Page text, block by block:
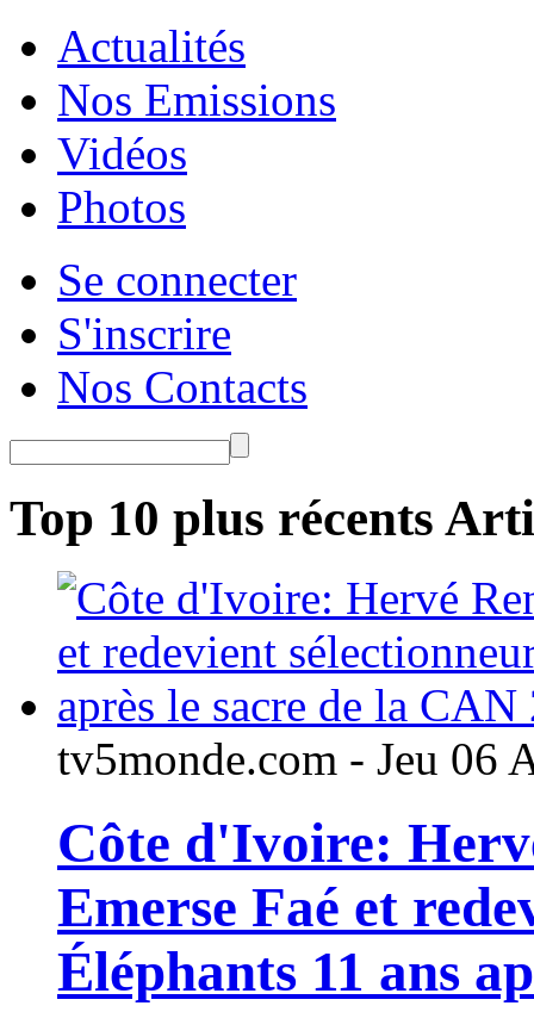
Actualités
Nos Emissions
Vidéos
Photos
Se connecter
S'inscrire
Nos Contacts
Top 10 plus récents
tv5monde.com - Jeu 06
Côte d'Ivoire:
Emerse Faé et
Éléphants 11 ans